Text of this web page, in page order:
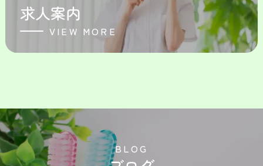
求人案内
VIEW MORE
B LOG